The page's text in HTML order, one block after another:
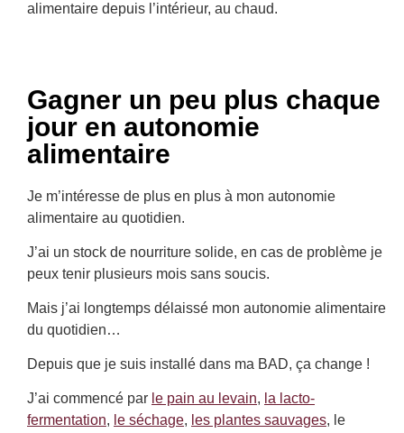
alimentaire depuis l’intérieur, au chaud.
Gagner un peu plus chaque
jour en autonomie
alimentaire
Je m’intéresse de plus en plus à mon autonomie
alimentaire au quotidien.
J’ai un stock de nourriture solide, en cas de problème je
peux tenir plusieurs mois sans soucis.
Mais j’ai longtemps délaissé mon autonomie alimentaire
du quotidien…
Depuis que je suis installé dans ma BAD, ça change !
J’ai commencé par le pain au levain, la lacto-
fermentation, le séchage, les plantes sauvages, le